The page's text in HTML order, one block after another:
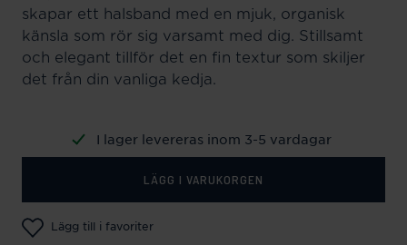
skapar ett halsband med en mjuk, organisk
känsla som rör sig varsamt med dig. Stillsamt
och elegant tillför det en fin textur som skiljer
det från din vanliga kedja.
I lager levereras inom 3-5 vardagar
LÄGG I VARUKORGEN
Lägg till i favoriter